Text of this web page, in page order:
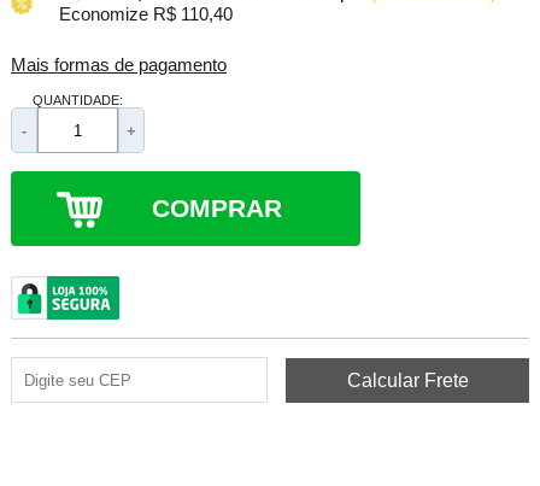
Economize R$ 110,40
Mais formas de pagamento
QUANTIDADE:
- +
COMPRAR